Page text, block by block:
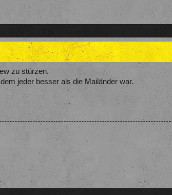
zu stürzen.
jeder besser als die Mailänder war.